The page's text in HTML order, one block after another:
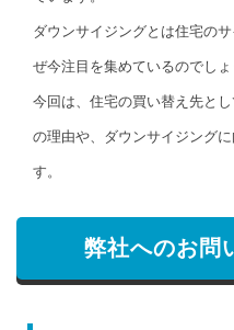
ダウンサイジングとは住宅の
ぜ今注目を集めているのでしょ
今回は、住宅の買い替え先と
の理由や、ダウンサイジング
す。
弊社へのお問